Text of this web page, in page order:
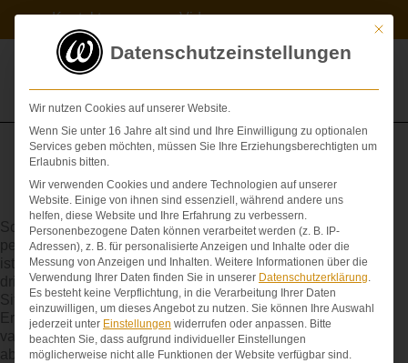
springen
Kontakt Videos
Sectio
Schnitt,Kaiserschnitt(angeblich ist Julius Caesar
per
Kaiserschnitt zur Welt gekommen, was unwahrscheinlich
ist, aber den Namen geprägt hat). In Deutschland wird jede
dritte Geburt alsKaiserschnittdurchgeführt. Für normale
Situationen bei einer Entbindung ist einKaiserschnitt
Erwägung zu ziehen. Er ist erst dann eine Alternative zur
vaginalen Geburt, wenn dem Kind Gefahren (etwa bei:
abgeklemmte Nabelschnur oderBeckenendlage) drohen und
Mit
Datenschutzeinstellungen
Wir nutzen Cookies auf unserer Website.
Wenn Sie unter 16 Jahre alt sind und Ihre Einwilligung zu optionalen
Services geben möchten, müssen Sie Ihre Erziehungsberechtigten um
Erlaubnis bitten.
Wir verwenden Cookies und andere Technologien auf unserer
Website. Einige von ihnen sind essenziell, während andere uns
helfen, diese Website und Ihre Erfahrung zu verbessern.
Personenbezogene Daten können verarbeitet werden (z. B. IP-
Adressen), z. B. für personalisierte Anzeigen und Inhalte oder die
Messung von Anzeigen und Inhalten. Weitere Informationen über die
Verwendung Ihrer Daten finden Sie in unserer Datenschutzerklärung.
Es besteht keine Verpflichtung, in die Verarbeitung Ihrer Daten
einzuwilligen, um dieses Angebot zu nutzen. Sie können Ihre Auswahl
jederzeit unter Einstellungen widerrufen oder anpassen. Bitte
beachten Sie, dass aufgrund individueller Einstellungen
möglicherweise nicht alle Funktionen der Website verfügbar sind.